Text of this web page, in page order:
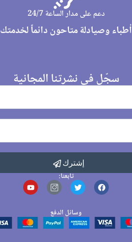
دعم على مدار الساعة 24/7
أطباء وصيادلة متاحون دائماً لخدمتك
سجّل في نشرتنا المجانية
إشترك
تابعنا:
وسائل الدفع